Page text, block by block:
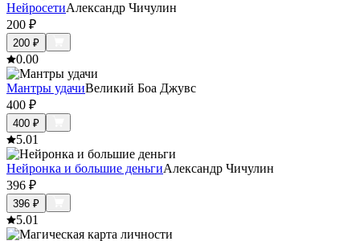
НейросетиАлександр Чичулин
200 ₽
200 ₽
0.00
Мантры удачиВеликий Боа Джувс
400 ₽
400 ₽
5.01
Нейронка и большие деньгиАлександр Чичулин
396 ₽
396 ₽
5.01